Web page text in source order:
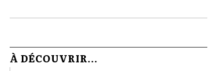
À DÉCOUVRIR...